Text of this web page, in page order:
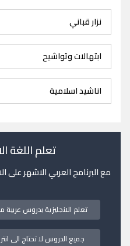
نزار قباني
ابتهالات وتواشيح
اناشيد اسلامية
تعلم اللغة
مع البرنامج العربي الاشهر على الاطلاق
تعلم الانجليزية بدروس
جميع الدروس لا تحتاج الى